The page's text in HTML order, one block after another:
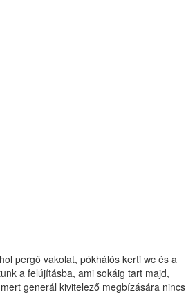
pergő vakolat, pókhálós kerti wc és a
a felújításba, ami sokáig tart majd,
generál kivitelező megbízására nincs